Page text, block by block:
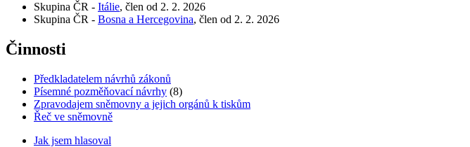
Skupina ČR - Itálie, člen od 2. 2. 2026
Skupina ČR - Bosna a Hercegovina, člen od 2. 2. 2026
Činnosti
Předkladatelem návrhů zákonů
Písemné pozměňovací návrhy (8)
Zpravodajem sněmovny a jejich orgánů k tiskům
Řeč ve sněmovně
Jak jsem hlasoval